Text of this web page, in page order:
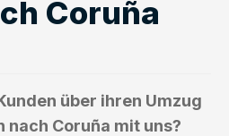
Coruña
über ihren Umzug
nach Coruña mit uns?